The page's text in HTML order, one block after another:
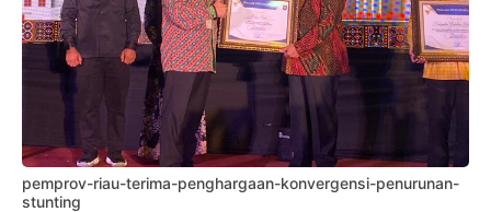
pemprov-riau-terima-penghargaan-konvergensi-penurunan-
stunting